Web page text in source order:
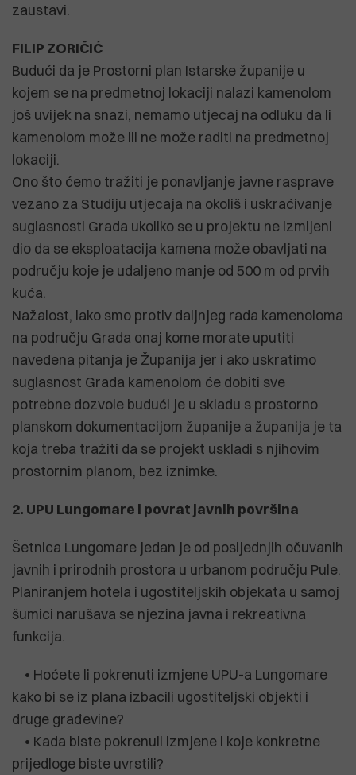
zaustavi.
FILIP ZORIČIĆ
Budući da je Prostorni plan Istarske županije u
kojem se na predmetnoj lokaciji nalazi kamenolom
još uvijek na snazi, nemamo utjecaj na odluku da li
kamenolom može ili ne može raditi na predmetnoj
lokaciji.
Ono što ćemo tražiti je ponavljanje javne rasprave
vezano za Studiju utjecaja na okoliš i uskraćivanje
suglasnosti Grada ukoliko se u projektu ne izmijeni
dio da se eksploatacija kamena može obavljati na
području koje je udaljeno manje od 500 m od prvih
kuća.
Nažalost, iako smo protiv daljnjeg rada kamenoloma
na području Grada onaj kome morate uputiti
navedena pitanja je Županija jer i ako uskratimo
suglasnost Grada kamenolom će dobiti sve
potrebne dozvole budući je u skladu s prostorno
planskom dokumentacijom županije a županija je ta
koja treba tražiti da se projekt uskladi s njihovim
prostornim planom, bez iznimke.
2. UPU Lungomare i povrat javnih površina
Šetnica Lungomare jedan je od posljednjih očuvanih
javnih i prirodnih prostora u urbanom području Pule.
Planiranjem hotela i ugostiteljskih objekata u samoj
šumici narušava se njezina javna i rekreativna
funkcija.
• Hoćete li pokrenuti izmjene UPU-a Lungomare
kako bi se iz plana izbacili ugostiteljski objekti i
druge građevine?
• Kada biste pokrenuli izmjene i koje konkretne
prijedloge biste uvrstili?